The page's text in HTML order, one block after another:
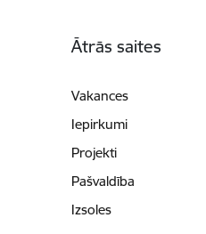
Ātrās saites
Vakances
Iepirkumi
Projekti
Pašvaldība
Izsoles